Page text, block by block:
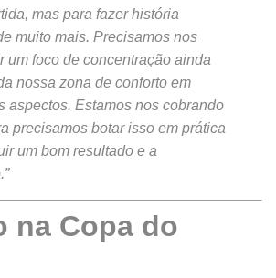
mas para fazer história
muito mais. Precisamos nos
um foco de concentração ainda
nossa zona de conforto em
aspectos. Estamos nos cobrando
precisamos botar isso em prática
um bom resultado e a
na Copa do